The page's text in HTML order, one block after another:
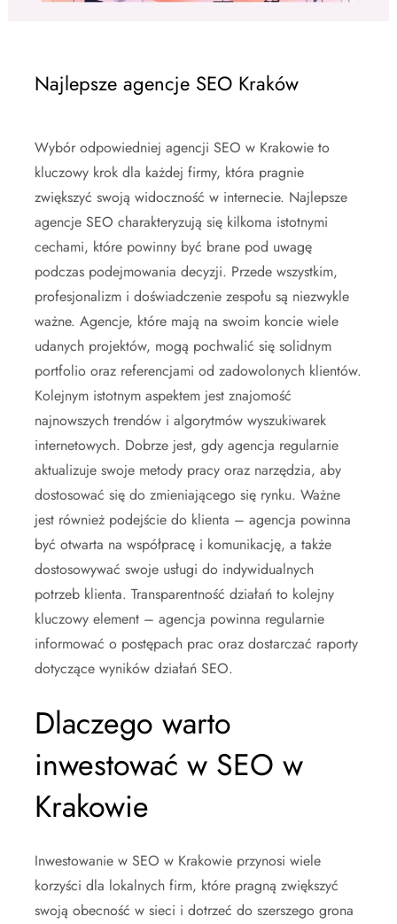
Najlepsze agencje SEO Kraków
Wybór odpowiedniej agencji SEO w Krakowie to
kluczowy krok dla każdej firmy, która pragnie
zwiększyć swoją widoczność w internecie. Najlepsze
agencje SEO charakteryzują się kilkoma istotnymi
cechami, które powinny być brane pod uwagę
podczas podejmowania decyzji. Przede wszystkim,
profesjonalizm i doświadczenie zespołu są niezwykle
ważne. Agencje, które mają na swoim koncie wiele
udanych projektów, mogą pochwalić się solidnym
portfolio oraz referencjami od zadowolonych klientów.
Kolejnym istotnym aspektem jest znajomość
najnowszych trendów i algorytmów wyszukiwarek
internetowych. Dobrze jest, gdy agencja regularnie
aktualizuje swoje metody pracy oraz narzędzia, aby
dostosować się do zmieniającego się rynku. Ważne
jest również podejście do klienta – agencja powinna
być otwarta na współpracę i komunikację, a także
dostosowywać swoje usługi do indywidualnych
potrzeb klienta. Transparentność działań to kolejny
kluczowy element – agencja powinna regularnie
informować o postępach prac oraz dostarczać raporty
dotyczące wyników działań SEO.
Dlaczego warto
inwestować w SEO w
Krakowie
Inwestowanie w SEO w Krakowie przynosi wiele
korzyści dla lokalnych firm, które pragną zwiększyć
swoją obecność w sieci i dotrzeć do szerszego grona